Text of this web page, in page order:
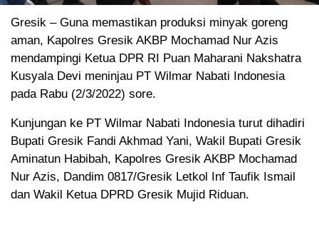
Gresik – Guna memastikan produksi minyak goreng
aman, Kapolres Gresik AKBP Mochamad Nur Azis
mendampingi Ketua DPR RI Puan Maharani Nakshatra
Kusyala Devi meninjau PT Wilmar Nabati Indonesia
pada Rabu (2/3/2022) sore.
Kunjungan ke PT Wilmar Nabati Indonesia turut dihadiri
Bupati Gresik Fandi Akhmad Yani, Wakil Bupati Gresik
Aminatun Habibah, Kapolres Gresik AKBP Mochamad
Nur Azis, Dandim 0817/Gresik Letkol Inf Taufik Ismail
dan Wakil Ketua DPRD Gresik Mujid Riduan.